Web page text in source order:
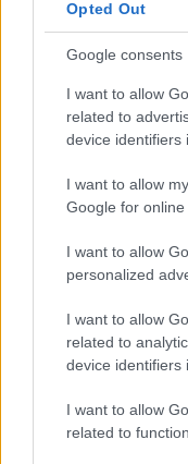
Opted Out
Google consents
I want to allow
related to
device identifiers
I want to allow
Google for
I want to allow
personalized
I want to allow
related to
device identifiers
I want to allow
related to
A BAROKK
GYŐRBEN
Középpontban a